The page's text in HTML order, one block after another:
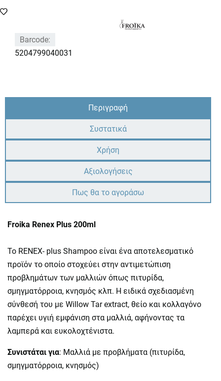
Barcode:
5204799040031
Περιγραφή
Συστατικά
Χρήση
Αξιολογήσεις
Πως θα το αγοράσω
Froika Renex Plus 200ml
To RENEX- plus Shampoo είναι ένα αποτελεσματικό
προϊόν το οποίο στοχεύει στην αντιμετώπιση
προβλημάτων των μαλλιών όπως πιτυρίδα,
σμηγματόρροια, κνησμός κλπ. Η ειδικά σχεδιασμένη
σύνθεσή του με Willow Tar extract, θείο και κολλαγόνο
παρέχει υγιή εμφάνιση στα μαλλιά, αφήνοντας τα
λαμπερά και ευκολοχτένιστα.
Συνιστάται για: Μαλλιά με προβλήματα (πιτυρίδα,
σμηγματόρροια, κνησμός)